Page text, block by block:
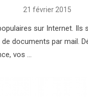
Posted
21 février 2015
sur Internet. Ils
documents par mail.
vos …